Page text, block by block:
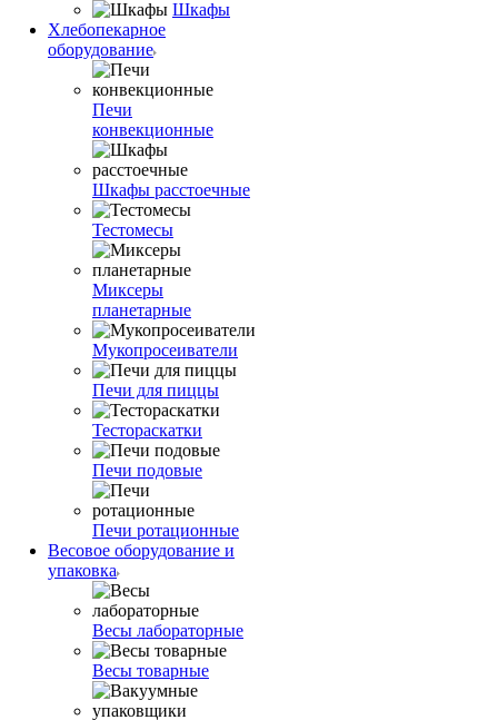
Шкафы
Хлебопекарное
оборудование
Печи
конвекционные
Шкафы расстоечные
Тестомесы
Миксеры
планетарные
Мукопросеиватели
Печи для пиццы
Тестораскатки
Печи подовые
Печи ротационные
Весовое оборудование и
упаковка
Весы лабораторные
Весы товарные